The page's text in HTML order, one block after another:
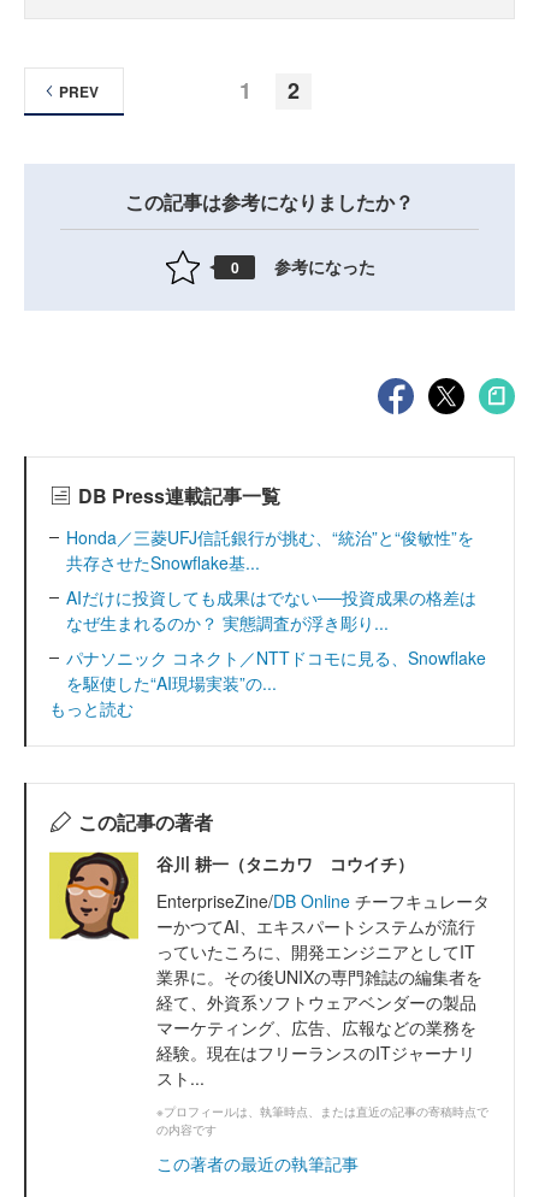
1 2
PREV
この記事は参考になりましたか？
0 参考になった
DB Press連載記事一覧
Honda／三菱UFJ信託銀行が挑む、“統治”と“俊敏性”を
共存させたSnowflake基...
AIだけに投資しても成果はでない──投資成果の格差は
なぜ生まれるのか？ 実態調査が浮き彫り...
パナソニック コネクト／NTTドコモに見る、Snowflake
を駆使した“AI現場実装”の...
もっと読む
この記事の著者
谷川 耕一（タニカワ コウイチ）
EnterpriseZine/DB Online チーフキュレータ
ーかつてAI、エキスパートシステムが流行
っていたころに、開発エンジニアとしてIT
業界に。その後UNIXの専門雑誌の編集者を
経て、外資系ソフトウェアベンダーの製品
マーケティング、広告、広報などの業務を
経験。現在はフリーランスのITジャーナリ
スト...
※プロフィールは、執筆時点、または直近の記事の寄稿時点で
の内容です
この著者の最近の執筆記事